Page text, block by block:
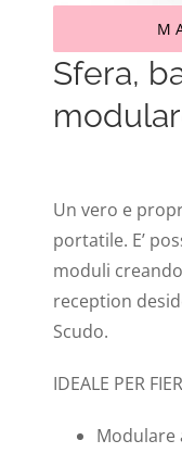
Sfera,
Un vero e
portatile. E’
moduli
reception
Scudo.
IDEALE PER
Modulare